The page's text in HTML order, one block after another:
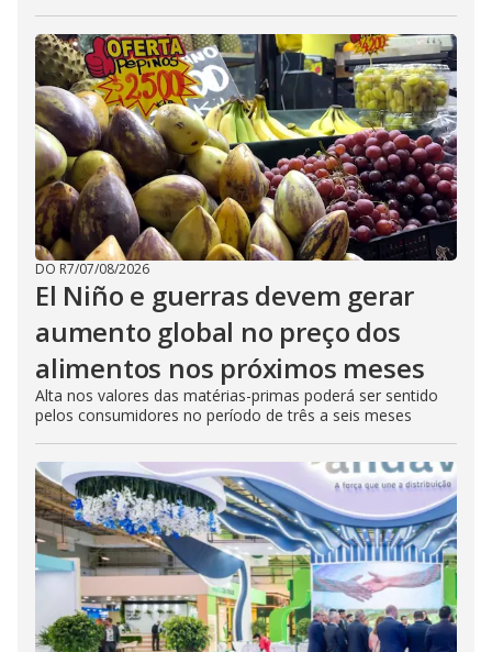
DO R7/07/08/2026
El Niño e guerras devem gerar
aumento global no preço dos
alimentos nos próximos meses
Alta nos valores das matérias-primas poderá ser sentido
pelos consumidores no período de três a seis meses